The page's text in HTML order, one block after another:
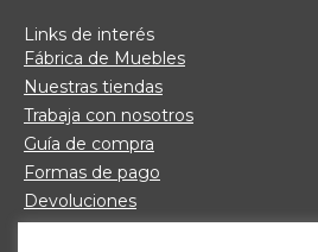
Links de interés
Fábrica de Muebles
Nuestras tiendas
Trabaja con nosotros
Guía de compra
Formas de pago
Devoluciones
Garantía Daicar